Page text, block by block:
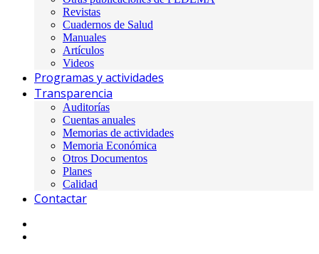
Revistas
Cuadernos de Salud
Manuales
Artículos
Videos
Programas y actividades
Transparencia
Auditorías
Cuentas anuales
Memorias de actividades
Memoria Económica
Otros Documentos
Planes
Calidad
Contactar